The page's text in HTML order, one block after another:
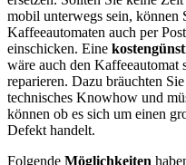
mobil unterwegs sein, können
Kaffeeautomaten auch per
einschicken. Eine
wäre auch den Kaffeeautomat
reparieren. Dazu bräuchten
technisches Knowhow und
können ob es sich um einen
Defekt handelt.
Folgende Möglichkeiten